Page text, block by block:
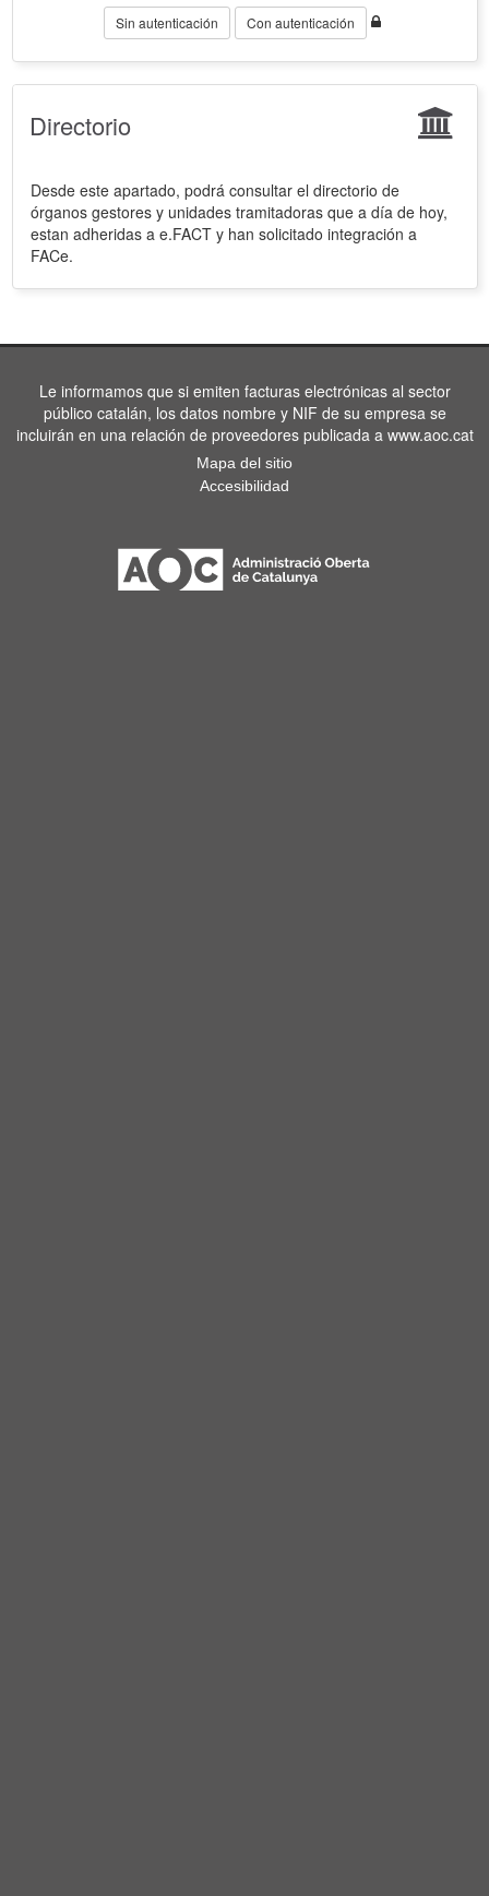
Sin autenticación Con autenticación
Directorio
Desde este apartado, podrá consultar el directorio de
órganos gestores y unidades tramitadoras que a día de hoy,
estan adheridas a e.FACT y han solicitado integración a
FACe.
Le informamos que si emiten facturas electrónicas al sector
público catalán, los datos nombre y NIF de su empresa se
incluirán en una relación de proveedores publicada a www.aoc.cat
Mapa del sitio
Accesibilidad